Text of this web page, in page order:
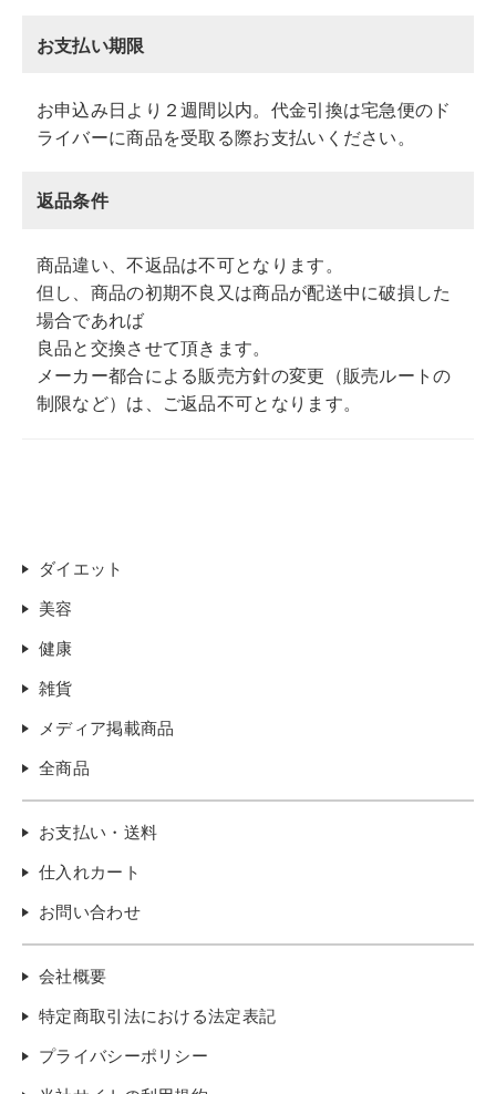
お支払い期限
お申込み日より２週間以内。代金引換は宅急便のド
ライバーに商品を受取る際お支払いください。
返品条件
商品違い、不返品は不可となります。
但し、商品の初期不良又は商品が配送中に破損した
場合であれば
良品と交換させて頂きます。
メーカー都合による販売方針の変更（販売ルートの
制限など）は、ご返品不可となります。
ダイエット
美容
健康
雑貨
メディア掲載商品
全商品
お支払い・送料
仕入れカート
お問い合わせ
会社概要
特定商取引法における法定表記
プライバシーポリシー